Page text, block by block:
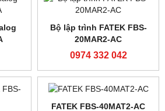
AX1N-60MR-ES
0974 332 042